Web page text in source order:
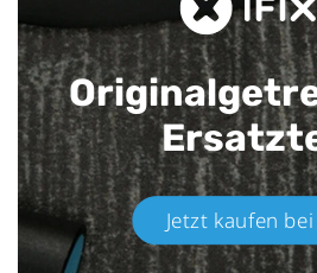
Jetzt kaufen